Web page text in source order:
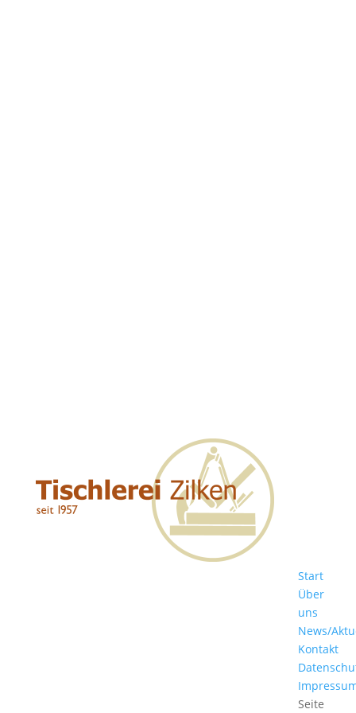
Start
Über
uns
News/
Kontakt
Seite